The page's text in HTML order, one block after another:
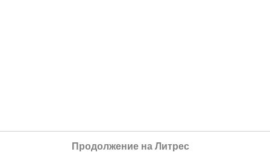
Продолжение на Литрес